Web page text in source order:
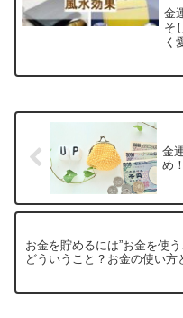
金
そ
く
を
金
め
お金を貯めるには”お金を使う
どういうこと？お金の使い方